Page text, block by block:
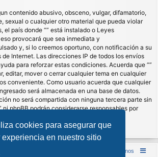
cookies para asegurar que
en nuestro sitio
contenido abusivo, obsceno, vulgar, difamatorio,
sexual o cualquier otro material que pueda violar
el país donde “” está instalado o Leyes
provocará que sea inmediata y
y, si lo creemos oportuno, con notificación a su
Internet. Las direcciones IP de todos los envíos
para reforzar estas condiciones. Acuerda que “”
editar, mover o cerrar cualquier tema en cualquier
conveniente. Como usuario acuerda que cualquier
será almacenada en una base de datos.
no será compartida con ninguna tercera parte sin
ni phpBB podrán considerarse responsables por
de Lanza Wargames Contáctenos